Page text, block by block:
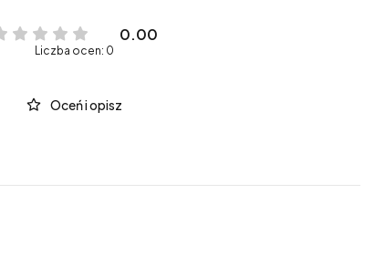
0.00
Liczba ocen: 0
Oceń i opisz